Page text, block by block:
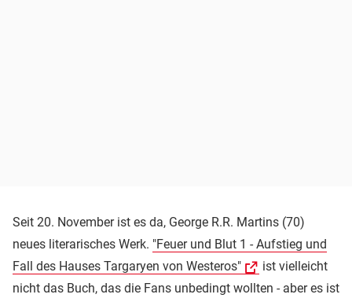
Seit 20. November ist es da, George R.R. Martins (70)
neues literarisches Werk. "Feuer und Blut 1 - Aufstieg und
Fall des Hauses Targaryen von Westeros"
ist vielleicht
nicht das Buch, das die Fans unbedingt wollten - aber es ist